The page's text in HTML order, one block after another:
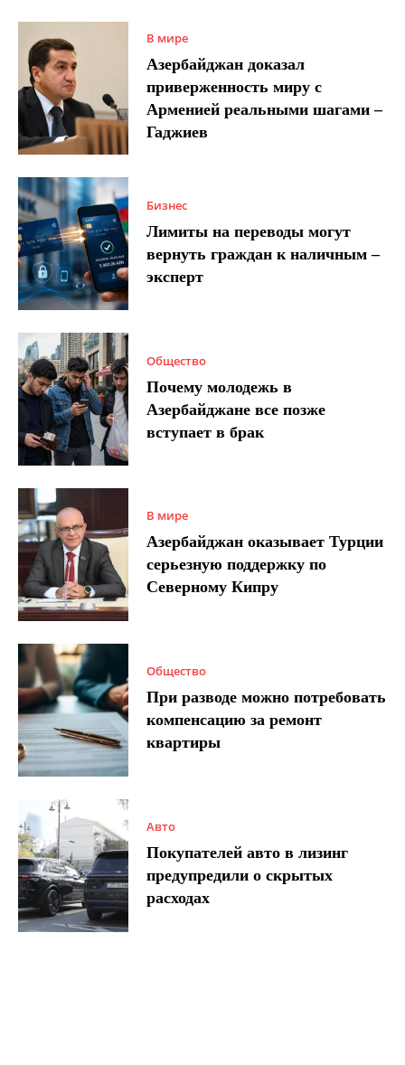
В мире
Азербайджан доказал
приверженность миру с
Арменией реальными шагами –
Гаджиев
Бизнес
Лимиты на переводы могут
вернуть граждан к наличным –
эксперт
Общество
Почему молодежь в
Азербайджане все позже
вступает в брак
В мире
Азербайджан оказывает Турции
серьезную поддержку по
Северному Кипру
Общество
При разводе можно потребовать
компенсацию за ремонт
квартиры
Авто
Покупателей авто в лизинг
предупредили о скрытых
расходах